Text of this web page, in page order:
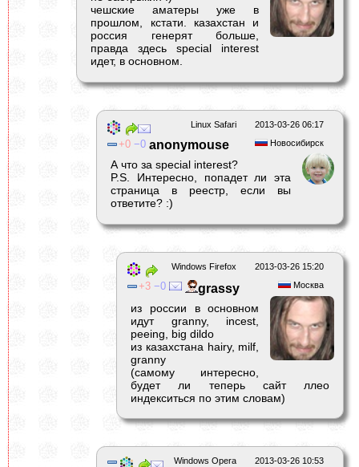
чешские аматеры уже в
прошлом, кстати. казахстан и
россия генерят больше,
правда здесь special interest
идет, в основном.
2013-03-26 06:17
Linux Safari
Новосибирск
0 0 anonymouse
А что за special interest?
P.S. Интересно, попадет ли эта
страница в реестр, если вы
ответите? :)
2013-03-26 15:20
Windows Firefox
Москва
3 0 grassy
из россии в основном
идут granny, incest,
peeing, big dildo
из казахстана hairy, milf,
granny
(самому интересно,
будет ли теперь сайт ллео
индекситься по этим словам)
2013-03-26 10:53
Windows Opera